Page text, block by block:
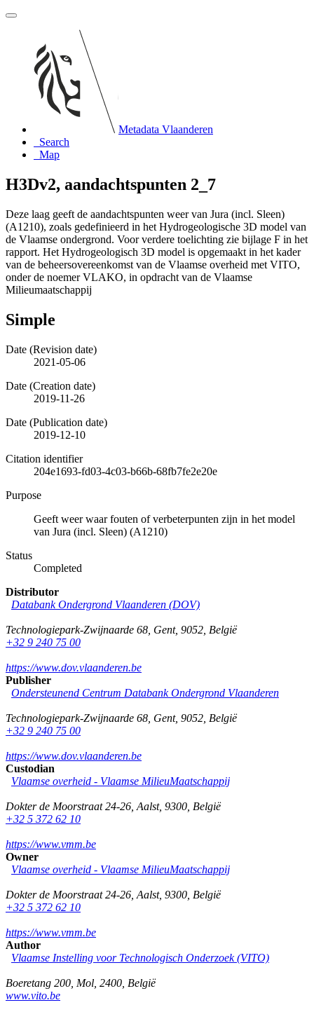
Metadata Vlaanderen
Search
Map
H3Dv2, aandachtspunten 2_7
Deze laag geeft de aandachtspunten weer van Jura (incl. Sleen)
(A1210), zoals gedefinieerd in het Hydrogeologische 3D model van
de Vlaamse ondergrond. Voor verdere toelichting zie bijlage F in het
rapport. Het Hydrogeologisch 3D model is opgemaakt in het kader
van de beheersovereenkomst van de Vlaamse overheid met VITO,
onder de noemer VLAKO, in opdracht van de Vlaamse
Milieumaatschappij
Simple
Date (Revision date)
2021-05-06
Date (Creation date)
2019-11-26
Date (Publication date)
2019-12-10
Citation identifier
204e1693-fd03-4c03-b66b-68fb7fe2e20e
Purpose
Geeft weer waar fouten of verbeterpunten zijn in het model
van Jura (incl. Sleen) (A1210)
Status
Completed
Distributor
Databank Ondergrond Vlaanderen (DOV)
Technologiepark-Zwijnaarde 68 Gent, 9052 België
+32 9 240 75 00
https://www.dov.vlaanderen.be
Publisher
Ondersteunend Centrum Databank Ondergrond Vlaanderen
Technologiepark-Zwijnaarde 68 Gent, 9052 België
+32 9 240 75 00
https://www.dov.vlaanderen.be
Custodian
Vlaamse overheid - Vlaamse MilieuMaatschappij
Dokter de Moorstraat 24-26 Aalst, 9300 België
+32 5 372 62 10
https://www.vmm.be
Owner
Vlaamse overheid - Vlaamse MilieuMaatschappij
Dokter de Moorstraat 24-26 Aalst, 9300 België
+32 5 372 62 10
https://www.vmm.be
Author
Vlaamse Instelling voor Technologisch Onderzoek (VITO)
Boeretang 200 Mol 2400 België
www.vito.be